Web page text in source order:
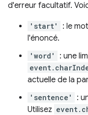
d'erreur facultatif.
'start'
: le
l'énoncé.
'word' : une
actuelle de la
'sentence'
:
Utilisez